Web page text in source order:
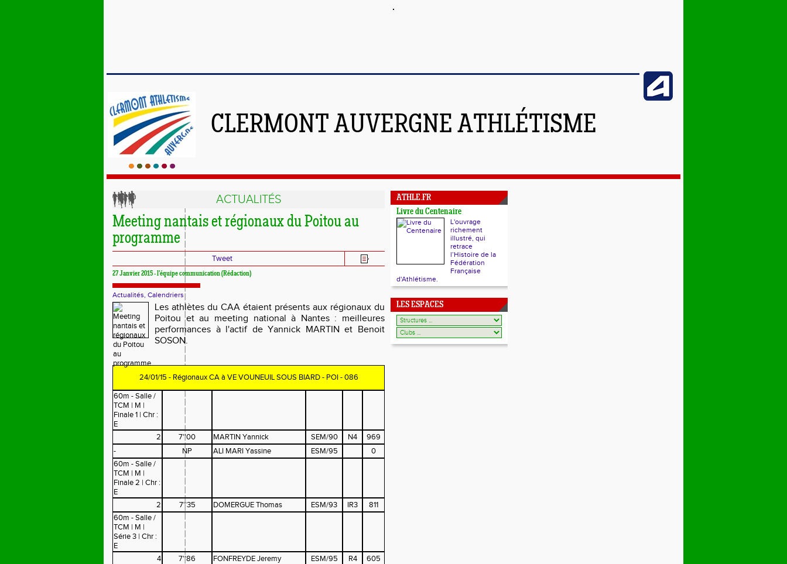
CLERMONT AUVERGNE ATHLÉTISME
ACTUALITÉS
Meeting nantais et régionaux du Poitou au
programme
Tweet
27 Janvier 2015 - l'équipe communication (Rédaction)
Actualités, Calendriers
Les athlètes du CAA étaient présents aux régionaux du
Poitou et au meeting national à Nantes : meilleures
performances à l'actif de Yannick MARTIN et Benoit
SOSON.
24/01/15 - Régionaux CA à VE VOUNEUIL SOUS BIARD - POI - 086
60m - Salle /
TCM | M |
Finale 1 | Chr :
E
2
7''00 MARTIN Yannick SEM/90 N4
969
-
NP ALI MARI Yassine ESM/95
0
60m - Salle /
TCM | M |
Finale 2 | Chr :
E
2
7''35 DOMERGUE Thomas ESM/93 IR3
811
60m - Salle /
TCM | M |
Série 3 | Chr :
E
4
7''86 FONFREYDE Jeremy ESM/95 R4
605
ATHLE.FR
Livre du Centenaire
L'ouvrage
richement
illustré, qui
retrace
l’Histoire de la
Fédération
Française
d'Athlétisme.
LES ESPACES